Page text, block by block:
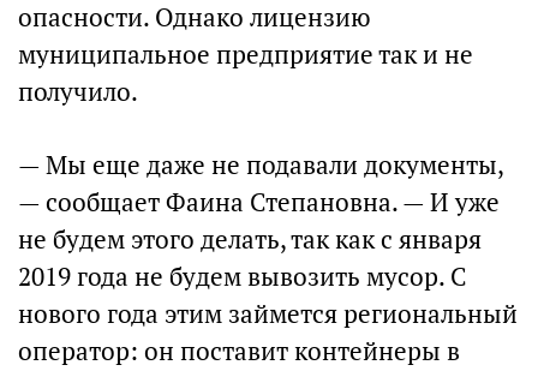
опасности. Однако лицензию
муниципальное предприятие так и не
получило.
— Мы еще даже не подавали документы,
— сообщает Фаина Степановна. — И уже
не будем этого делать, так как с января
2019 года не будем вывозить мусор. С
нового года этим займется региональный
оператор: он поставит контейнеры в